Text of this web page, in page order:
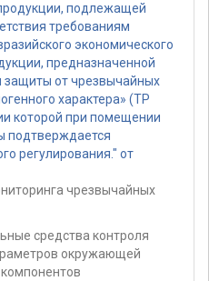
подлежащей
требованиям
экономического
предназначенной
защиты от чрезвычайных
характера» (ТР
которой при помещении
подтверждается
регулирования." от
чрезвычайных
средства контроля
окружающей